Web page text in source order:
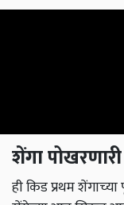
शेंगा
ही किड प्रथम
शेंगेच्‍या आत शिरून